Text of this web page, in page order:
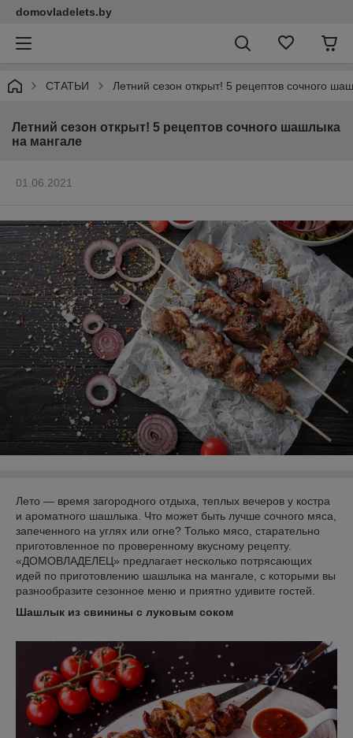
domovladelets.by
СТАТЬИ Летний сезон открыт! 5 рецептов сочного
Летний сезон открыт! 5 рецептов сочного шашлыка
на мангале
01.06.2021
Лето — время загородного отдыха, теплых вечеров у костра
и ароматного шашлыка. Что может быть лучше сочного мяса,
запеченного на углях или огне? Только мясо, старательно
приготовленное по проверенному вкусному рецепту.
«ДОМОВЛАДЕЛЕЦ» предлагает несколько потрясающих
идей по приготовлению шашлыка на мангале, с которыми вы
разнообразите сезонное меню и приятно удивите гостей.
Шашлык из свинины с луковым соком